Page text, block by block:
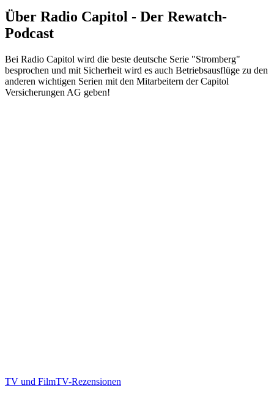
Über Radio Capitol - Der Rewatch-
Podcast
Bei Radio Capitol wird die beste deutsche Serie "Stromberg"
besprochen und mit Sicherheit wird es auch Betriebsausflüge zu den
anderen wichtigen Serien mit den Mitarbeitern der Capitol
Versicherungen AG geben!
TV und FilmTV-Rezensionen